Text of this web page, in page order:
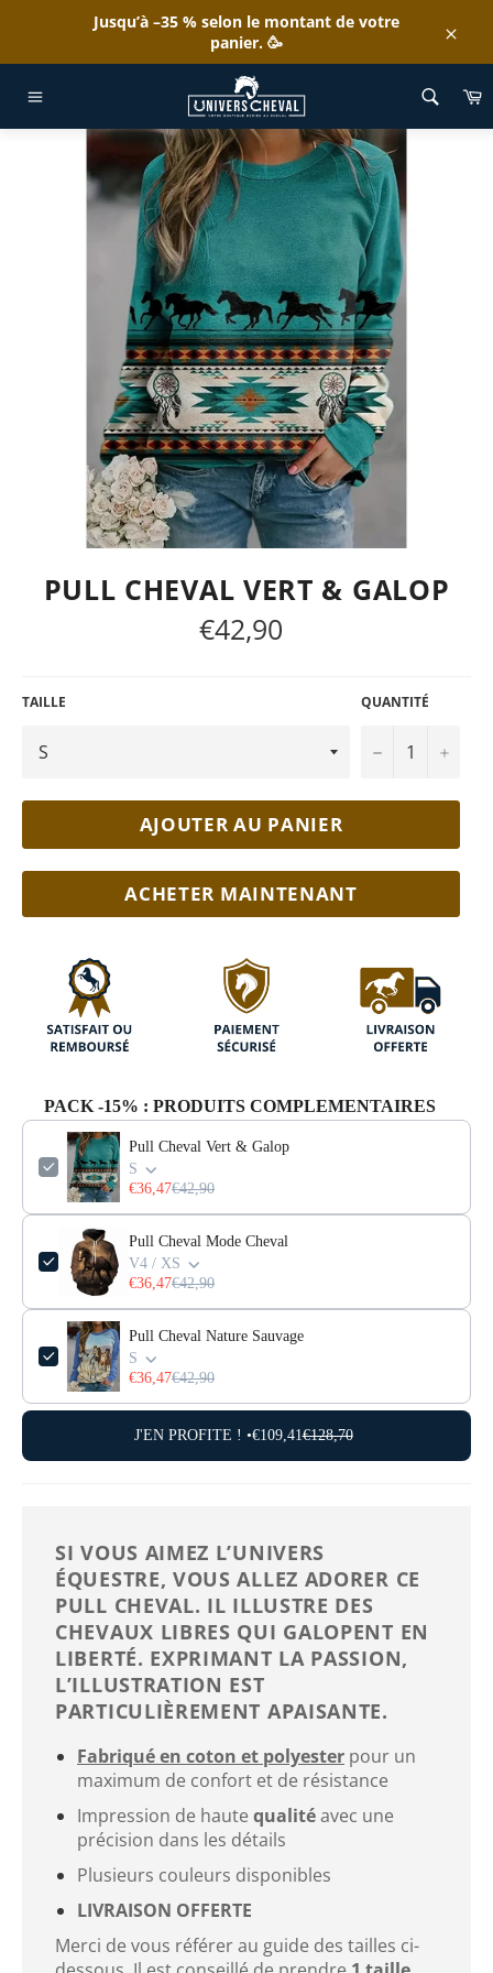
contenu
Jusqu’à –35 % selon le montant de votre
panier. 🥳
PULL CHEVAL VERT & GALOP
PULL CHEVAL VERT & GALOP
Prix
régulier
€42,90
TAILLE QUANTITÉ
− +
AJOUTER AU PANIER
ACHETER MAINTENANT
PACK -15% : PRODUITS COMPLEMENTAIRES
Pull Cheval Vert & Galop
S
€36,47€42,90
Pull Cheval Mode Cheval
V4 / XS
€36,47€42,90
Pull Cheval Nature Sauvage
S
€36,47€42,90
J'EN PROFITE ! •€109,41€128,70
SI VOUS AIMEZ L’UNIVERS
ÉQUESTRE, VOUS ALLEZ ADORER CE
PULL CHEVAL. IL ILLUSTRE DES
CHEVAUX LIBRES QUI GALOPENT EN
LIBERTÉ. EXPRIMANT LA PASSION,
L’ILLUSTRATION EST
PARTICULIÈREMENT APAISANTE.
Fabriqué en coton et polyester pour un
maximum de confort et de résistance
Impression de haute qualitéavec une
précision dans les détails
Plusieurs couleurs disponibles
LIVRAISON OFFERTE
Merci de vous référer au guide des tailles ci-